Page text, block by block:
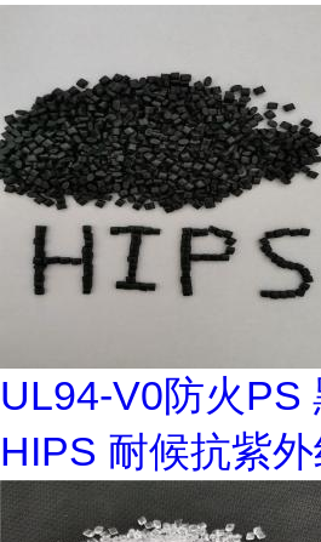
UL94-V0防火PS
HIPS 耐候抗紫